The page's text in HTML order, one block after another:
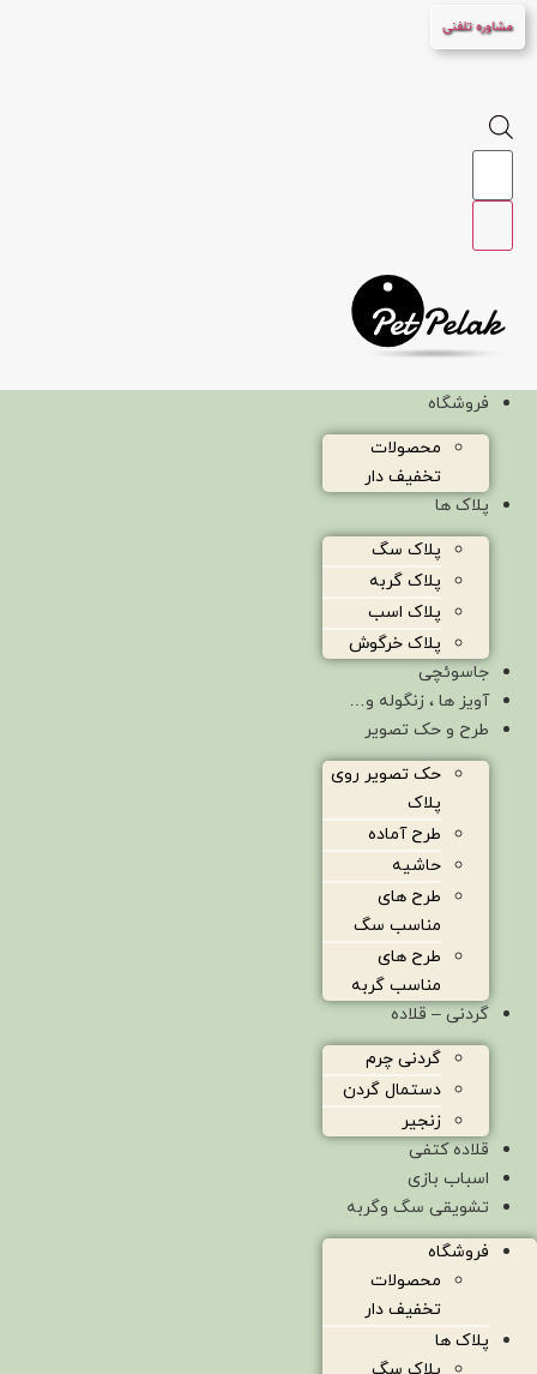
پرش
به
مشاوره تلفنی
Products
فروشگاه
محصولات
تخفیف دار
پلاک ها
پلاک سگ
پلاک گربه
پلاک اسب
پلاک خرگوش
جاسوئچی
آویز ها ، زنگوله و…
طرح و حک تصویر
حک تصویر روی
پلاک
طرح آماده
حاشیه
طرح های
مناسب سگ
طرح های
مناسب گربه
گردنی – قلاده
گردنی چرم
دستمال گردن
زنجیر
قلاده کتفی
اسباب بازی
تشویقی سگ وگربه
فروشگاه
محصولات
تخفیف دار
پلاک ها